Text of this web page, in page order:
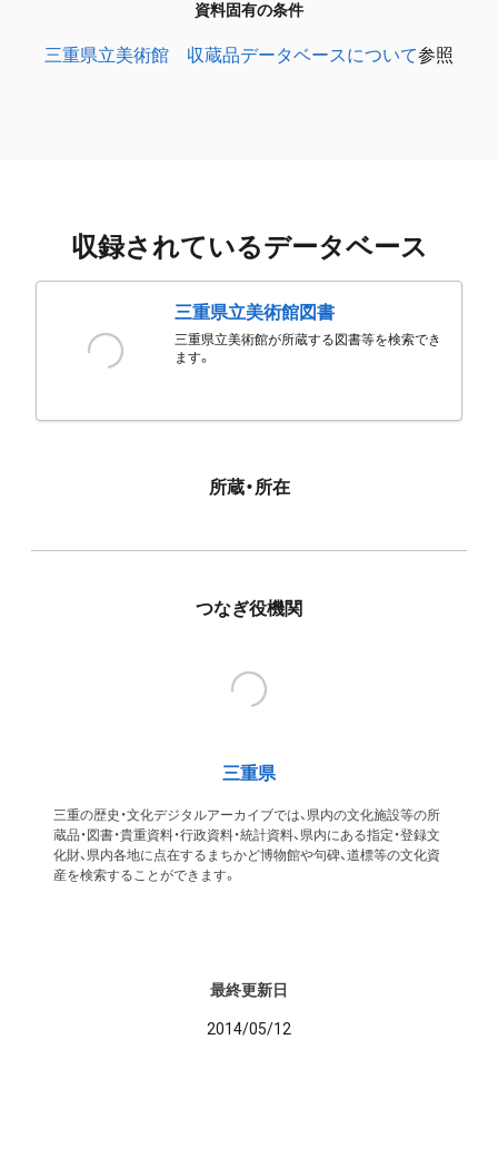
資料固有の条件
三重県立美術館 収蔵品データベースについて参照
収録されているデータベース
三重県立美術館図書
三重県立美術館が所蔵する図書等を検索でき
ます。
所蔵・所在
つなぎ役機関
三重県
三重の歴史・文化デジタルアーカイブでは、県内の文化施設等の所
蔵品・図書・貴重資料・行政資料・統計資料、県内にある指定・登録文
化財、県内各地に点在するまちかど博物館や句碑、道標等の文化資
産を検索することができます。
最終更新日
2014/05/12